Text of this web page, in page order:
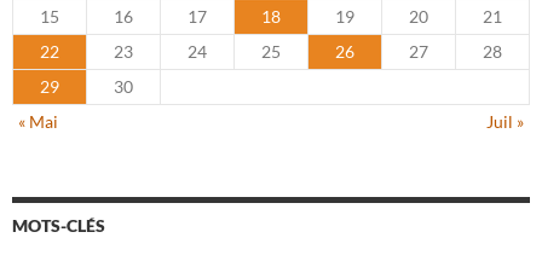
15
16 17 18 19 20
21
22
23 24 25 26 27
28
29
30
« Mai
Juil »
MOTS-CLÉS